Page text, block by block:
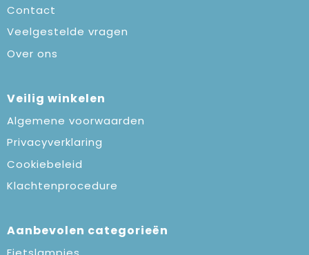
Contact
Veelgestelde vragen
Over ons
Veilig winkelen
Algemene voorwaarden
Privacyverklaring
Cookiebeleid
Klachtenprocedure
Aanbevolen categorieën